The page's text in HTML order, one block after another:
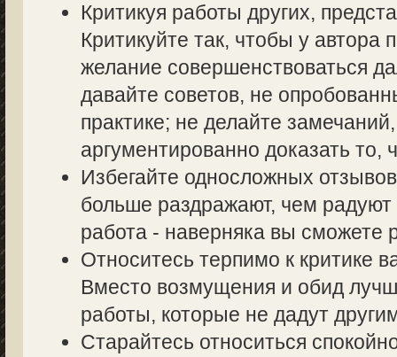
Критикуя работы других,
Критикуйте так, чтобы у автора
желание совершенствоваться
давайте советов, не
практике; не делайте
аргументированно доказать то,
Избегайте односложных
больше раздражают, чем
работа - наверняка вы сможете
Относитесь терпимо к критике
Вместо возмущения и обид
работы, которые не дадут
Старайтесь относиться